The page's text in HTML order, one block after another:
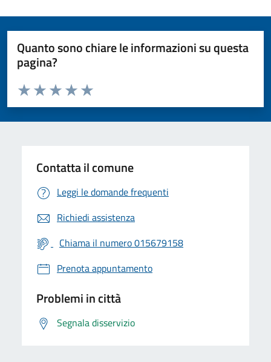
Quanto sono chiare le informazioni su questa
pagina?
Valuta da 1 a 5 stelle la pagina
Valuta 5 stelle su 5
Valuta 4 stelle su 5
Valuta 3 stelle su 5
Valuta 2 stelle su 5
Valuta 1 stelle su 5
Contatta il comune
Leggi le domande frequenti
Richiedi assistenza
Chiama il numero 015679158
Prenota appuntamento
Problemi in città
Segnala disservizio